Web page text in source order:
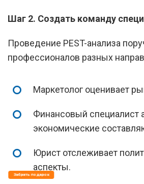
Шаг 2. Создать команду
Проведение PEST-анализа
профессионалов разных
Маркетолог оценивает
Финансовый специалист
экономические
Юрист отслеживает
аспекты.
Забрать подарок